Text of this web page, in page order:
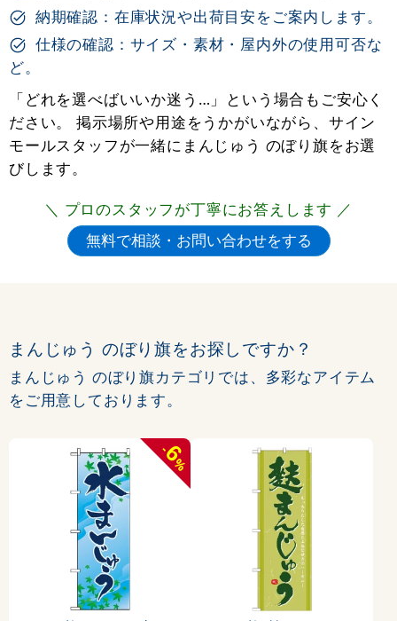
納期確認：在庫状況や出荷目安をご案内します。
仕様の確認：サイズ・素材・屋内外の使用可否な
ど。
「どれを選べばいいか迷う…」という場合もご安心く
ださい。 掲示場所や用途をうかがいながら、サイン
モールスタッフが一緒にまんじゅう のぼり旗をお選
びします。
＼ プロのスタッフが丁寧にお答えします ／
まんじゅう のぼり旗をお探しですか？
まんじゅう のぼり旗カテゴリでは、多彩なアイテム
をご用意しております。
-
6
%